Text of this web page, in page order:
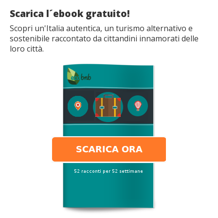
Scarica l´ebook gratuito!
Scopri un'Italia autentica, un turismo alternativo e
sostenibile raccontato da cittandini innamorati delle
loro città.